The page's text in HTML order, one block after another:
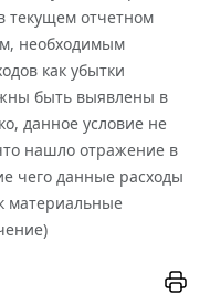
текущем отчетном
необходимым
как убытки
быть выявлены в
данное условие не
нашло отражение в
чего данные расходы
материальные